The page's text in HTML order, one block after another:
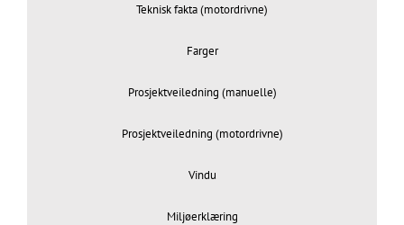
Teknisk fakta (motordrivne)
Farger
Prosjektveiledning (manuelle)
Prosjektveiledning (motordrivne)
Vindu
Miljøerklæring